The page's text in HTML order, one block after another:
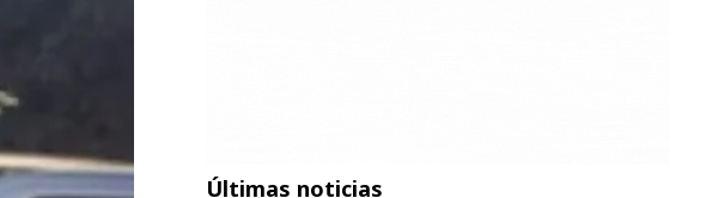
Últimas noticias